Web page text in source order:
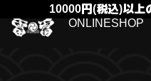
10000円(税込)以
ONLINESHOP